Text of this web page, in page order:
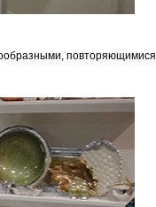
повторяющимися